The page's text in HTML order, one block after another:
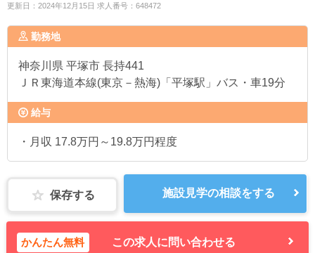
更新日：2024年12月15日 求人番号：648472
勤務地
神奈川県 平塚市 長持441
ＪＲ東海道本線(東京－熱海)「平塚駅」バス・車19分
給与
・月収 17.8万円～19.8万円程度
保存する 施設見学の相談をする
かんたん無料 この求人に問い合わせる